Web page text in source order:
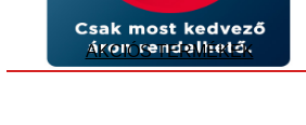
AKCIÓS TERMÉKEK